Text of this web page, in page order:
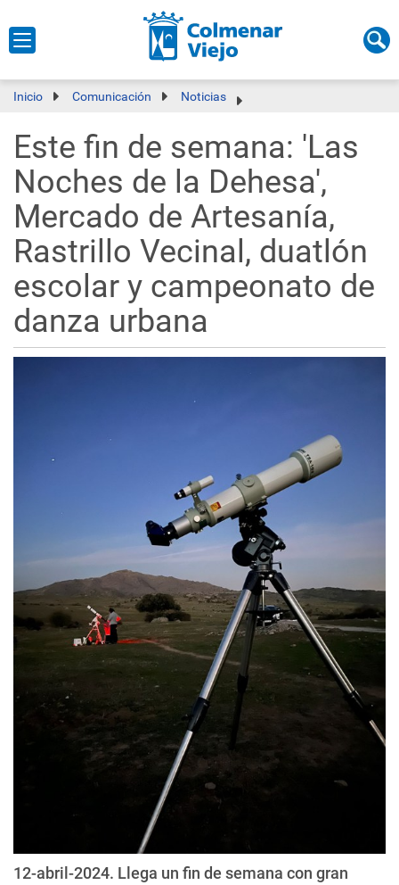
Inicio Comunicación Noticias
Este fin de semana: 'Las
Noches de la Dehesa',
Mercado de Artesanía,
Rastrillo Vecinal, duatlón
escolar y campeonato de
danza urbana
12-abril-2024. Llega un fin de semana con gran